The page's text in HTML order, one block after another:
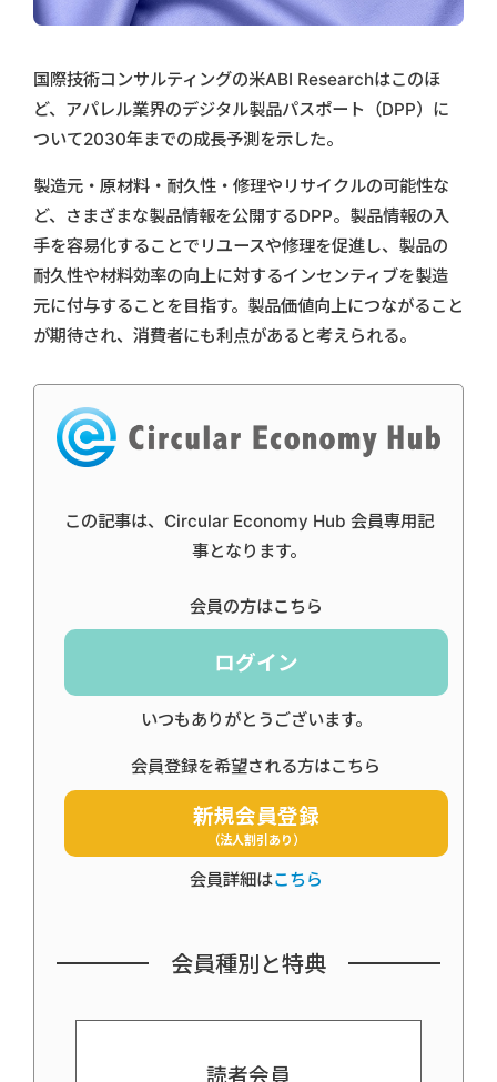
国際技術コンサルティングの米ABI Researchはこのほ
ど、アパレル業界のデジタル製品パスポート（DPP）に
ついて2030年までの成長予測を示した。
製造元・原材料・耐久性・修理やリサイクルの可能性な
ど、さまざまな製品情報を公開するDPP。製品情報の入
手を容易化することでリユースや修理を促進し、製品の
耐久性や材料効率の向上に対するインセンティブを製造
元に付与することを目指す。製品価値向上につながること
が期待され、消費者にも利点があると考えられる。
この記事は、Circular Economy Hub 会員専用記
事となります。
会員の方はこちら
ログイン
いつもありがとうございます。
会員登録を希望される方はこちら
新規会員登録
（法人割引あり）
会員詳細はこちら
会員種別と特典
読者会員